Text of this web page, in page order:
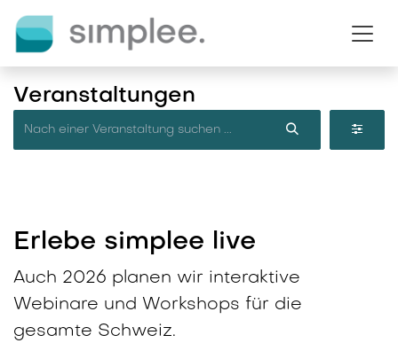
Veranstaltungen
Erlebe simplee live
Auch 2026 planen wir interaktive
Webinare und Workshops für die
gesamte Schweiz.